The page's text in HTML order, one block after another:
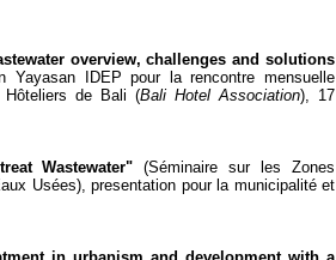
overview, challenges and solutions
Yayasan IDEP pour la rencontre mensuelle
de Bali (Bali Hotel Association), 17
Wastewater" (Séminaire sur les Zones
Usées), presentation pour la municipalité et